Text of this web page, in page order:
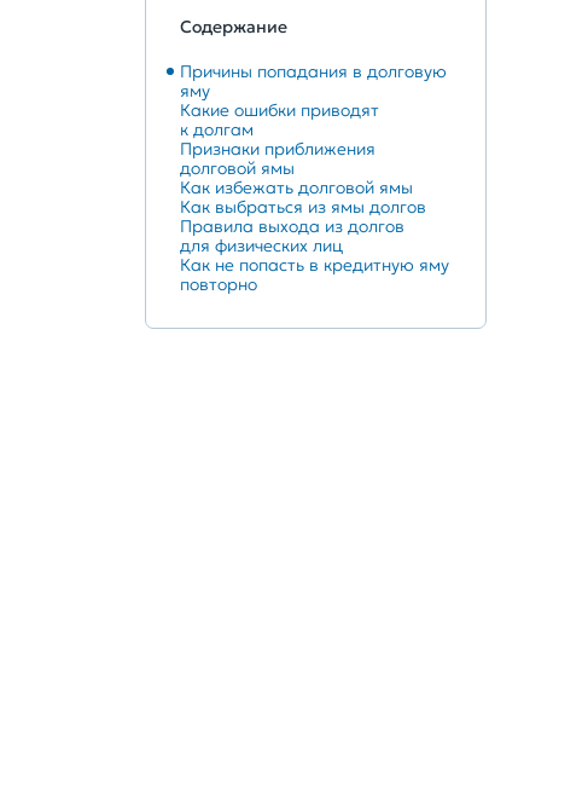
Содержание
Причины попадания в долговую
яму
Какие ошибки приводят
к долгам
Признаки приближения
долговой ямы
Как избежать долговой ямы
Как выбраться из ямы долгов
Правила выхода из долгов
для физических лиц
Как не попасть в кредитную яму
повторно